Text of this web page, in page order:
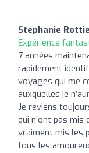
Stephanie
Expérience
7 années
rapidement
voyages qui me
auxquelles je
Je reviens
qui n’ont pas
vraiment mis les
tous les